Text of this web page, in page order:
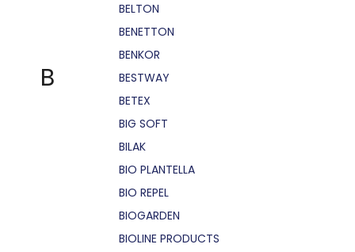
B
BELTON
BENETTON
BENKOR
BESTWAY
BETEX
BIG SOFT
BILAK
BIO PLANTELLA
BIO REPEL
BIOGARDEN
BIOLINE PRODUCTS